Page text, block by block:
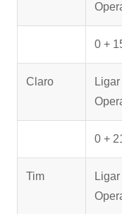
0 +
Claro
0 +
Tim